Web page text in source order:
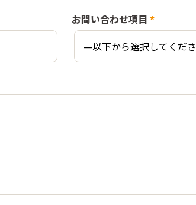
お問い合わせ項目 *